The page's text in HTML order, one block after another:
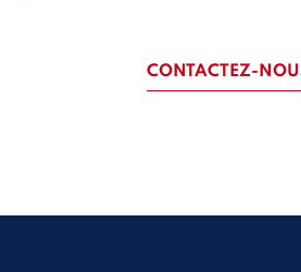
CONTACTEZ-